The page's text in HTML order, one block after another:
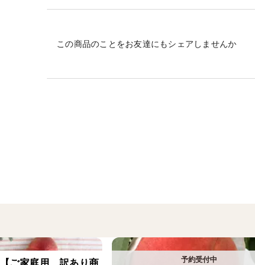
商品内容をご案内いたします。
＜品種＞
この商品のことをお友達にもシェアしませんか
ご家庭用 訳あり商